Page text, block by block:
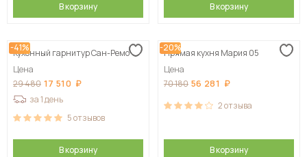
В корзину В корзину
-41%
Кухонный гарнитур Сан-Ремо
Цена
29 480 17 510
за 1 день
5отзывов
В корзину
-20%
Прямая кухня Мария 05
Цена
70 180 56 281
2отзыва
В корзину